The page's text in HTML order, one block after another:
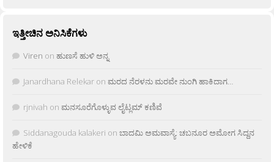
ಇತ್ತೀಚಿನ ಅನಿಸಿಕೆಗಳು
Viren on ಹುಣಸೆ ಹುಳಿ ಅನ್ನ
Janardhana Relekar on ಮರದ ನೆರಳನು ಮರವೇ ನುಂಗಿ ಹಾಕಿದಾಗ…
rjnivah on ಮನಸೂರೆಗೊಳ್ಳುವ ಲೈಟ್ಲಮ್ ಕಣಿವೆ
Siddanagouda kalakeri on ಬಾದಮಿ ಅಮವಾಸ್ಯೆ: ಚಬನೂರ ಅಮೋಗ ಸಿದ್ದನ
ಹೇಳಿಕೆ